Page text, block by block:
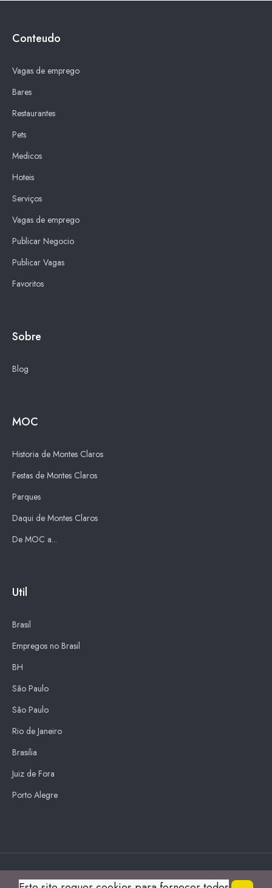
Conteudo
Vagas de emprego
Bares
Restaurantes
Pets
Medicos
Hoteis
Serviços
Vagas de emprego
Publicar Negocio
Publicar Vagas
Favoritos
Sobre
Blog
MOC
Historia de Montes Claros
Festas de Montes Claros
Parques
Daqui de Montes Claros
De MOC a...
Util
Brasil
Empregos no Brasil
BH
São Paulo
São Paulo
Rio de Janeiro
Brasilia
Juiz de Fora
Porto Alegre
Blue Sky